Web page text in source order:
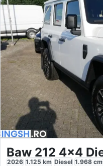
Baw 212 4x4
2026 1.125 km Diesel 1.968